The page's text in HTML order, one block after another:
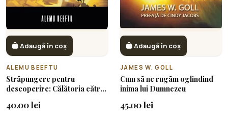
Adaugă în coș
ALEMU BEEFTU
Străpungere pentru
descoperire: Călătoria către
40.00 lei
Adaugă în coș
JAMES W. GOLL
Cum să ne rugăm oglindind
inima lui Dumnezeu
45.00 lei